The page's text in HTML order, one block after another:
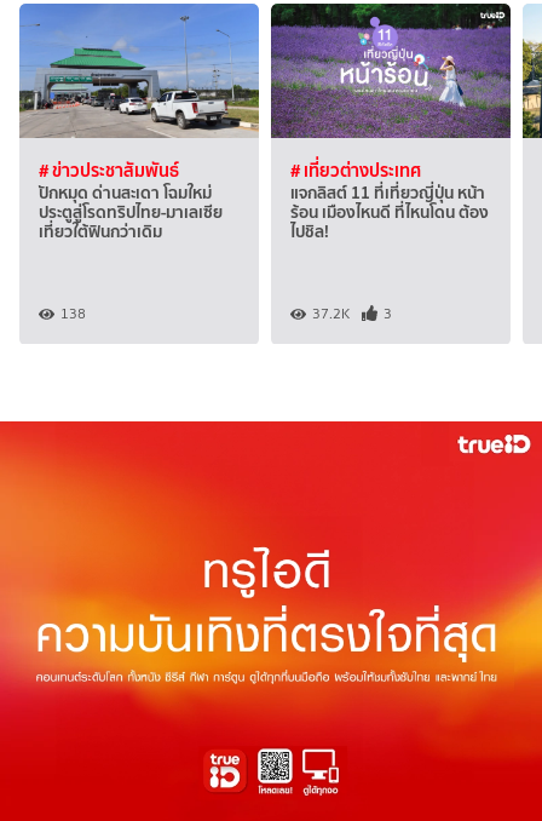
# ข่าวประชาสัมพันธ์
ปักหมุด ด่านสะเดา โฉมใหม่
ประตูสู่โรดทริปไทย-มาเลเซีย
เที่ยวใต้ฟินกว่าเดิม
138
# เที่ยวต่างประเทศ
แจกลิสต์ 11 ที่เที่ยวญี่ปุ่น หน้า
ร้อน เมืองไหนดี ที่ไหนโดน ต้อง
ไปชิล!
37.2K 3